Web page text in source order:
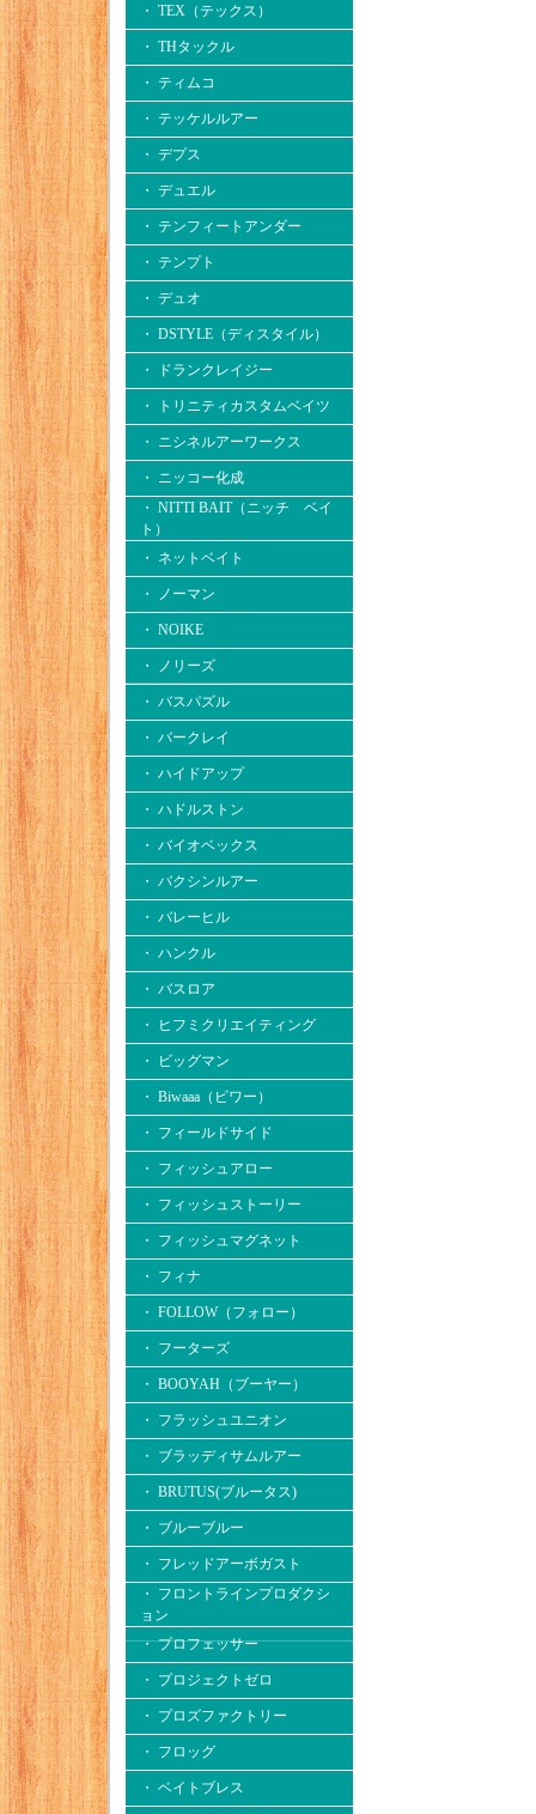
・ TEX（テックス）
・ THタックル
・ ティムコ
・ テッケルルアー
・ デプス
・ デュエル
・ テンフィートアンダー
・ テンプト
・ デュオ
・ DSTYLE（ディスタイル）
・ ドランクレイジー
・ トリニティカスタムベイツ
・ ニシネルアーワークス
・ ニッコー化成
・ NITTI BAIT（ニッチ ベイ
ト）
・ ネットベイト
・ ノーマン
・ NOIKE
・ ノリーズ
・ バスパズル
・ バークレイ
・ ハイドアップ
・ ハドルストン
・ バイオベックス
・ バクシンルアー
・ バレーヒル
・ ハンクル
・ バスロア
・ ヒフミクリエイティング
・ ビッグマン
・ Biwaaa（ビワー）
・ フィールドサイド
・ フィッシュアロー
・ フィッシュストーリー
・ フィッシュマグネット
・ フィナ
・ FOLLOW（フォロー）
・ フーターズ
・ BOOYAH（ブーヤー）
・ フラッシュユニオン
・ ブラッディサムルアー
・ BRUTUS(ブルータス)
・ ブルーブルー
・ フレッドアーボガスト
・ フロントラインプロダクシ
ョン
・ プロフェッサー
・ プロジェクトゼロ
・ プロズファクトリー
・ フロッグ
・ ベイトブレス